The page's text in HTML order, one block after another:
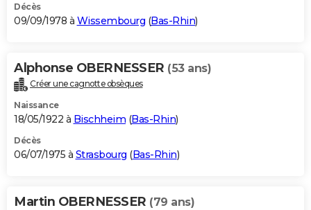
Décès
09/09/1978 à Wissembourg (Bas-Rhin)
Alphonse OBERNESSER (53 ans)
Créer une cagnotte obsèques
Naissance
18/05/1922 à Bischheim (Bas-Rhin)
Décès
06/07/1975 à Strasbourg (Bas-Rhin)
Martin OBERNESSER (79 ans)